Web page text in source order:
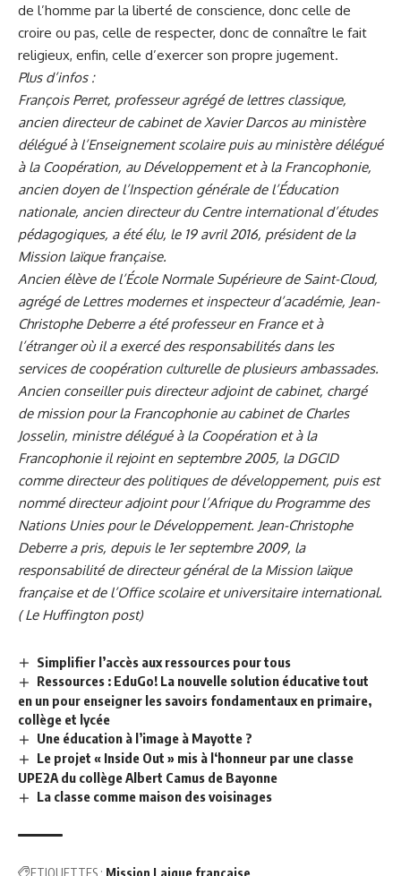
de l’homme par la liberté de conscience, donc celle de
croire ou pas, celle de respecter, donc de connaître le fait
religieux, enfin, celle d’exercer son propre jugement.
Plus d’infos :
François Perret, professeur agrégé de lettres classique,
ancien directeur de cabinet de Xavier Darcos au ministère
délégué à l’Enseignement scolaire puis au ministère délégué
à la Coopération, au Développement et à la Francophonie,
ancien doyen de l’Inspection générale de l’Éducation
nationale, ancien directeur du Centre international d’études
pédagogiques, a été élu, le 19 avril 2016, président de la
Mission laïque française.
Ancien élève de l’École Normale Supérieure de Saint-Cloud,
agrégé de Lettres modernes et inspecteur d’académie, Jean-
Christophe Deberre a été professeur en France et à
l’étranger où il a exercé des responsabilités dans les
services de coopération culturelle de plusieurs ambassades.
Ancien conseiller puis directeur adjoint de cabinet, chargé
de mission pour la Francophonie au cabinet de Charles
Josselin, ministre délégué à la Coopération et à la
Francophonie il rejoint en septembre 2005, la DGCID
comme directeur des politiques de développement, puis est
nommé directeur adjoint pour l’Afrique du Programme des
Nations Unies pour le Développement. Jean-Christophe
Deberre a pris, depuis le 1er septembre 2009, la
responsabilité de directeur général de la Mission laïque
française et de l’Office scolaire et universitaire international.
( Le Huffington post)
Simplifier l’accès aux ressources pour tous
Ressources : EduGo! La nouvelle solution éducative tout
en un pour enseigner les savoirs fondamentaux en primaire,
collège et lycée
Une éducation à l’image à Mayotte ?
Le projet « Inside Out » mis à l‘honneur par une classe
UPE2A du collège Albert Camus de Bayonne
La classe comme maison des voisinages
ETIQUETTES : Mission Laique française